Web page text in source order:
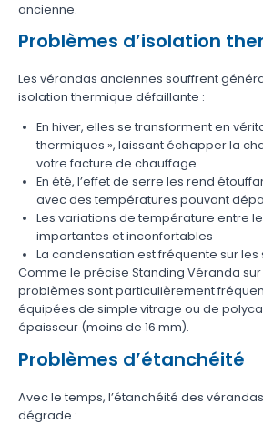
ancienne.
Problèmes d’isolation
Les vérandas anciennes souffrent
isolation thermique défaillante :
En hiver, elles se transforment en
thermiques », laissant échapper la
votre facture de chauffage
En été, l’effet de serre les rend
avec des températures pouvant
Les variations de température entre
importantes et inconfortables
La condensation est fréquente sur les
Comme le précise Standing Véranda sur
problèmes sont particulièrement
équipées de simple vitrage ou de
épaisseur (moins de 16 mm).
Problèmes d’étanchéité
Avec le temps, l’étanchéité des
dégrade :